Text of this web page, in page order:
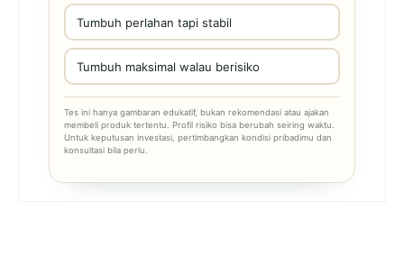
Tumbuh perlahan tapi stabil
Tumbuh maksimal walau berisiko
Tes ini hanya gambaran edukatif, bukan rekomendasi atau ajakan
membeli produk tertentu. Profil risiko bisa berubah seiring waktu.
Untuk keputusan investasi, pertimbangkan kondisi pribadimu dan
konsultasi bila perlu.